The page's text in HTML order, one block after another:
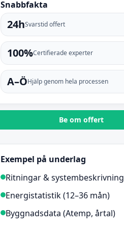
Snabbfakta
24hSvarstid offert
100%Certifierade experter
A–ÖHjälp genom hela processen
Be om offert
Exempel på underlag
Ritningar & systembeskrivning
Energistatistik (12–36 mån)
Byggnadsdata (Atemp, årtal)